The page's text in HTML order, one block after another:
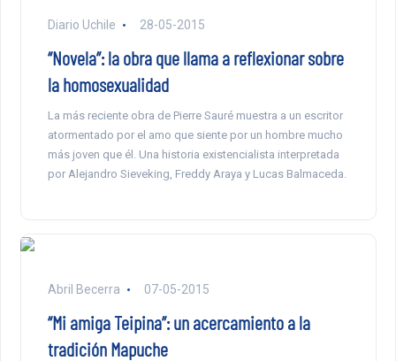
Diario Uchile 28-05-2015
“Novela”: la obra que llama a reflexionar sobre
la homosexualidad
La más reciente obra de Pierre Sauré muestra a un escritor
atormentado por el amo que siente por un hombre mucho
más joven que él. Una historia existencialista interpretada
por Alejandro Sieveking, Freddy Araya y Lucas Balmaceda.
Abril Becerra 07-05-2015
“Mi amiga Teipina”: un acercamiento a la
tradición Mapuche